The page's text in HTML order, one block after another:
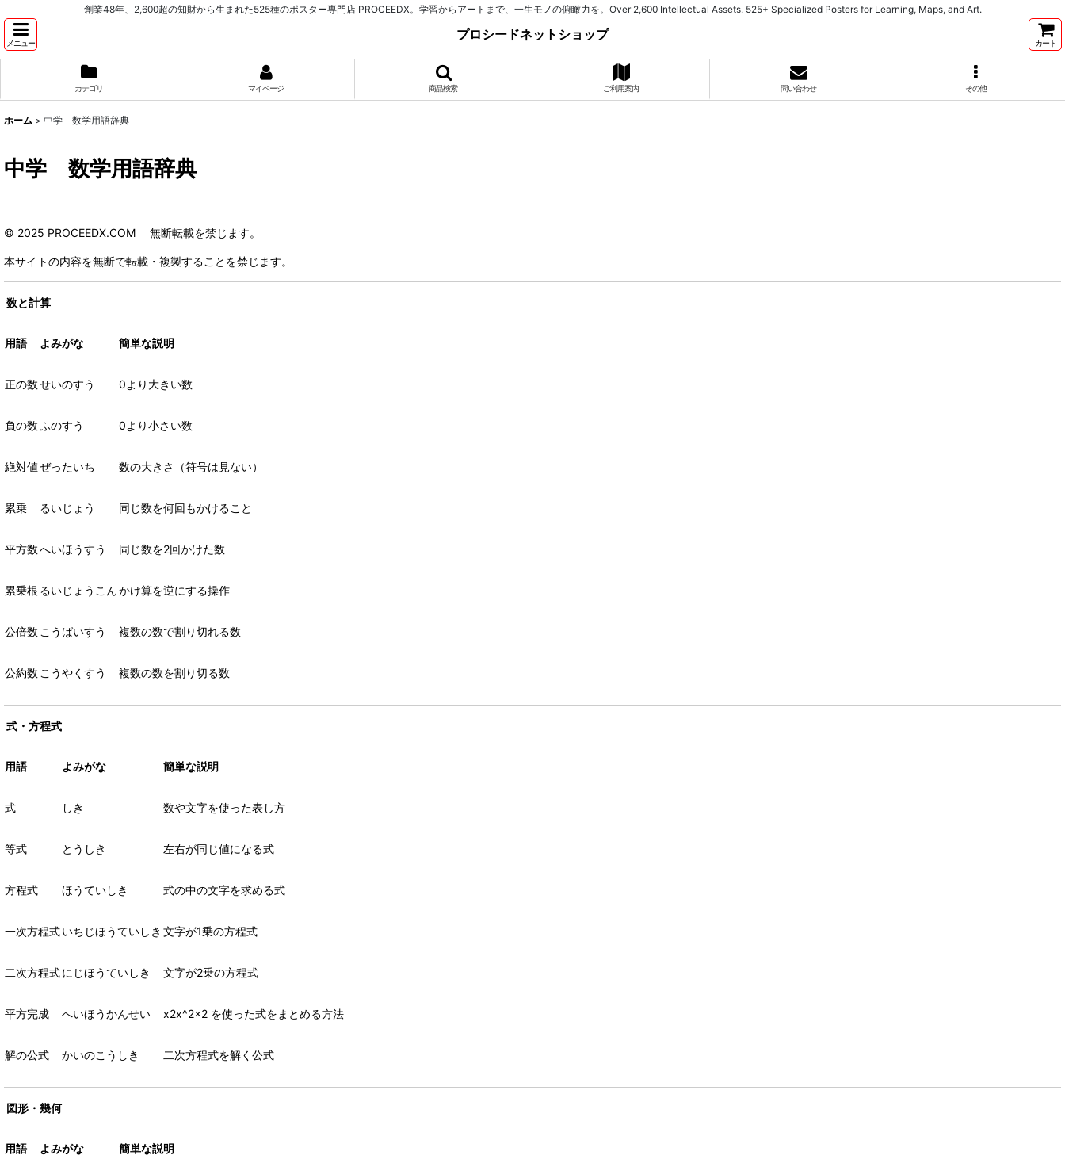
創業48年、2,600超の知財から生まれた525種のポスター専門店 PROCEEDX。学習からアートまで、一生モノの俯瞰力を。Over 2,600 Intellectual Assets. 525+ Specialized Posters for Learning, Maps, and Art.
メニュー
プロシードネットショップ
カート
カテゴリ マイページ 商品検索 ご利用案内 問い合わせ その他
ホーム > 中学 数学用語辞典
中学 数学用語辞典
© 2025 PROCEEDX.COM 無断転載を禁じます。
本サイトの内容を無断で転載・複製することを禁じます。
数と計算
用語 よみがな 簡単な説明
正の数せいのすう 0より大きい数
負の数ふのすう 0より小さい数
絶対値ぜったいち 数の大きさ（符号は見ない）
累乗 るいじょう 同じ数を何回もかけること
平方数へいほうすう 同じ数を2回かけた数
累乗根 るいじょうこんかけ算を逆にする操作
公倍数 こうばいすう 複数の数で割り切れる数
公約数 こうやくすう 複数の数を割り切る数
式・方程式
用語 よみがな 簡単な説明
式 しき 数や文字を使った表し方
等式 とうしき 左右が同じ値になる式
方程式 ほうていしき 式の中の文字を求める式
一次方程式いちじほうていしき 文字が1乗の方程式
二次方程式にじほうていしき 文字が2乗の方程式
平方完成 へいほうかんせい x2x^2x2 を使った式をまとめる方法
解の公式 かいのこうしき 二次方程式を解く公式
図形・幾何
用語 よみがな 簡単な説明